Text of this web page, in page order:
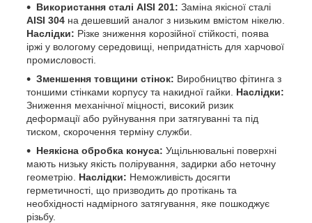
Використання сталі AISI 201: Заміна якісної сталі
AISI 304 на дешевший аналог з низьким вмістом нікелю.
Наслідки: Різке зниження корозійної стійкості, поява
іржі у вологому середовищі, непридатність для харчової
промисловості.
Зменшення товщини стінок: Виробництво фітинга з
тоншими стінками корпусу та накидної гайки. Наслідки:
Зниження механічної міцності, високий ризик
деформації або руйнування при затягуванні та під
тиском, скорочення терміну служби.
Неякісна обробка конуса: Ущільнювальні поверхні
мають низьку якість полірування, задирки або неточну
геометрію. Наслідки: Неможливість досягти
герметичності, що призводить до протікань та
необхідності надмірного затягування, яке пошкоджує
різьбу.